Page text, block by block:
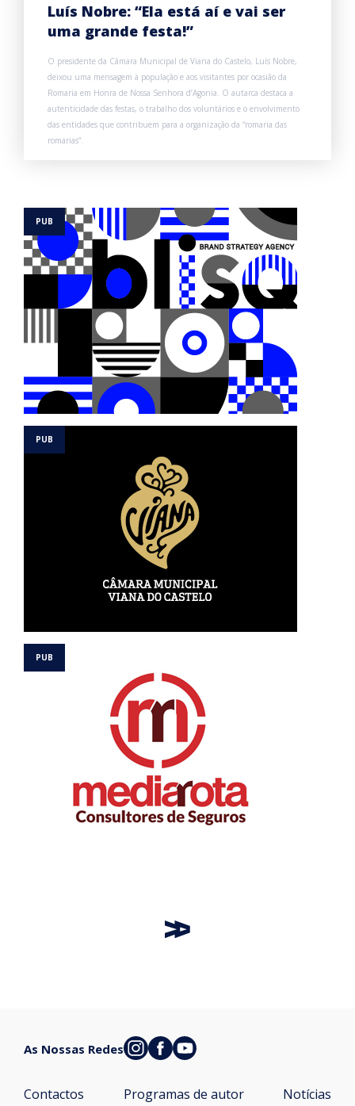
Luís Nobre: “Ela está aí e vai ser
uma grande festa!”
O presidente da Câmara Municipal de Viana do Castelo, Luís Nobre,
deixou uma mensagem à população e aos visitantes por ocasião da
Romaria em Honra de Nossa Senhora d’Agonia. O autarca destaca a
autenticidade das festas, o trabalho dos voluntários e o envolvimento
das entidades que contribuem para a organização da “romaria das
romarias”.
Contactos Programas de autor Notícias
As Nossas Redes